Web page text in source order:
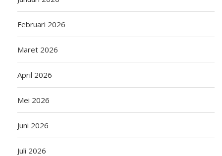
Februari 2026
Maret 2026
April 2026
Mei 2026
Juni 2026
Juli 2026